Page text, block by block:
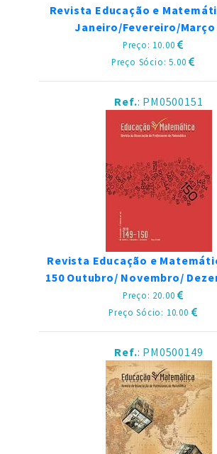
Revista Educação e
Janeiro/Fevereiro/Março
Preço: 10.00
Preço Sócio: 5.00
Ref.: PM0500151
Revista Educação e
150 Outubro/ Novembro/
Preço: 20.00
Preço Sócio: 10.00
Ref.: PM0500149